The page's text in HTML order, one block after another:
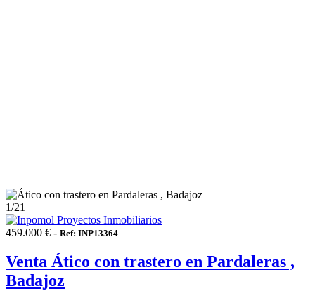
1/21
459.000 € - Ref: INP13364
Venta Ático con trastero en Pardaleras ,
Badajoz